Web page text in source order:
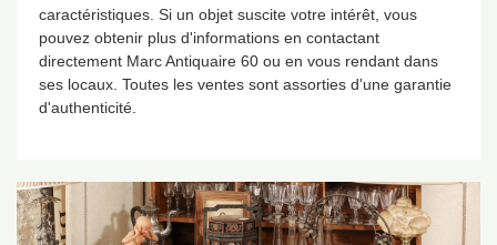
caractéristiques. Si un objet suscite votre intérêt, vous
pouvez obtenir plus d'informations en contactant
directement Marc Antiquaire 60 ou en vous rendant dans
ses locaux. Toutes les ventes sont assorties d'une garantie
d'authenticité.